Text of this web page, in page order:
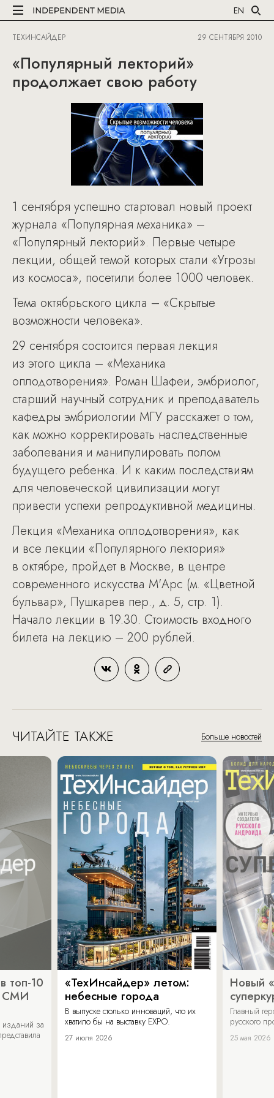
EN
ТЕХИНСАЙДЕР 29 СЕНТЯБРЯ 2010
«Популярный лекторий»
продолжает свою работу
1 сентября успешно стартовал новый проект
журнала «Популярная механика» –
«Популярный лекторий». Первые четыре
лекции, общей темой которых стали «Угрозы
из космоса», посетили более 1000 человек.
Тема октябрьского цикла – «Скрытые
возможности человека».
29 сентября состоится первая лекция
из этого цикла – «Механика
оплодотворения». Роман Шафеи, эмбриолог,
старший научный сотрудник и преподаватель
кафедры эмбриологии МГУ расскажет о том,
как можно корректировать наследственные
заболевания и манипулировать полом
будущего ребенка. И к каким последствиям
для человеческой цивилизации могут
привести успехи репродуктивной медицины.
Лекция «Механика оплодотворения», как
и все лекции «Популярного лектория»
в октябре, пройдет в Москве, в центре
современного искусства М'Арс (м. «Цветной
бульвар», Пушкарев пер., д. 5, стр. 1).
Начало лекции в 19.30. Стоимость входного
билета на лекцию – 200 рублей.
ЧИТАЙТЕ ТАКЖЕ Больше новостей
топ-10
СМИ
изданий за
«ТехИнсайдер» летом:
небесные города
В выпуске столько инноваций, что их
хватило бы на выставку EXPO.
27 июля 2026
Новый
Главный
русского
25 мая 2026